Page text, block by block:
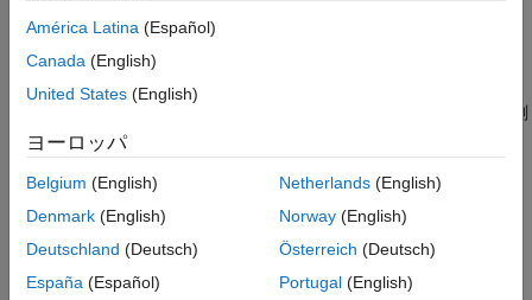
例
出力引数
拡張機能
バージョン履歴
参考
'resubstitution'のcvpartition
インデックスidx
は学習セット内の観測
値を指定します。
c.Typeが'resubstitution'の場合、idxはすべての観測値
を指定します。
América Latina (Español)
Canada (English)
United States (English)
ヨーロッパ
Belgium (English)
Denmark (English)
Deutschland (Deutsch)
España (Español)
Netherlands(English)
Norway(English)
Österreich (Deutsch)
Portugal(English)